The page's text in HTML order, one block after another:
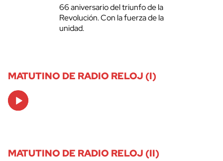
66 aniversario del triunfo de la
Revolución. Con la fuerza de la
unidad.
MATUTINO DE RADIO RELOJ (I)
Audio
Player
MATUTINO DE RADIO RELOJ (II)